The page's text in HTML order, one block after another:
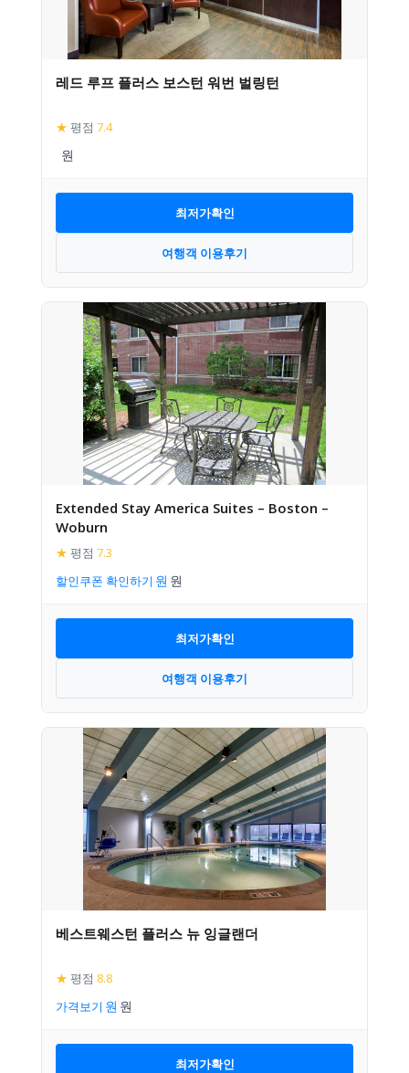
레드 루프 플러스 보스턴 워번 벌링턴
★ 평점 7.4
최저가확인
여행객 이용후기
Extended Stay America Suites – Boston –
Woburn
★ 평점 7.3
할인쿠폰 확인하기
최저가확인
여행객 이용후기
베스트웨스턴 플러스 뉴 잉글랜더
★ 평점 8.8
가격보기
최저가확인